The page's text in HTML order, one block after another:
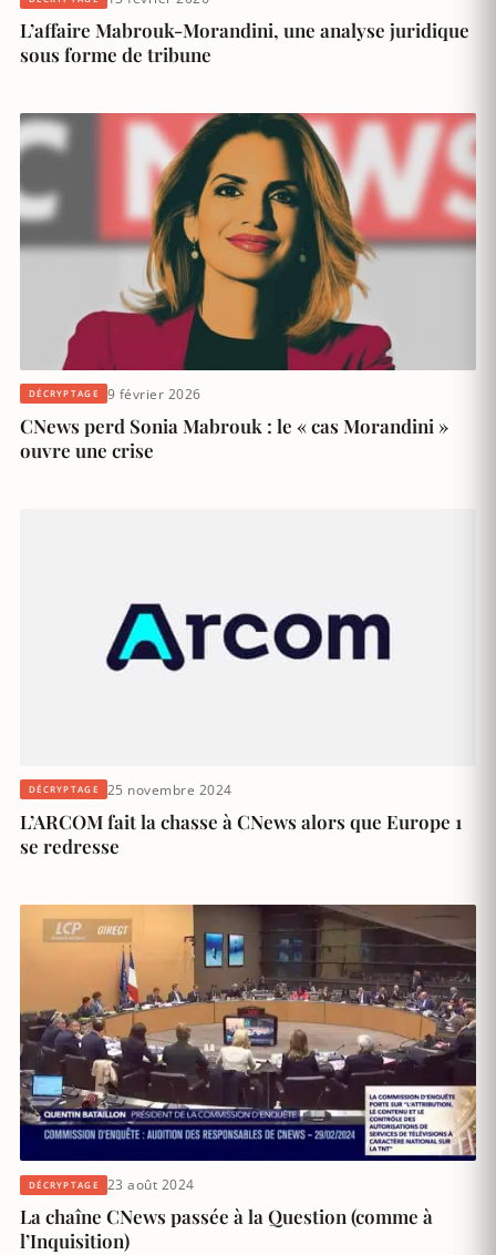
L’affaire Mabrouk-Morandini, une analyse juridique
sous forme de tribune
DÉCRYPTAGE 9 février 2026
CNews perd Sonia Mabrouk : le « cas Morandini »
ouvre une crise
DÉCRYPTAGE 25 novembre 2024
L’ARCOM fait la chasse à CNews alors que Europe 1
se redresse
DÉCRYPTAGE 23 août 2024
La chaîne CNews passée à la Question (comme à
l’Inquisition)